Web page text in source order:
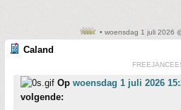
• woensdag 1 juli 2026
Caland
Op woensdag 1 juli 2026
volgende: